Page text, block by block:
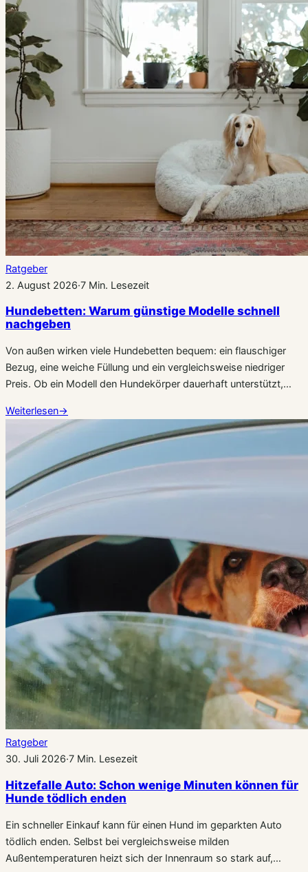
Ratgeber
2. August 2026·7 Min. Lesezeit
Hundebetten: Warum günstige Modelle schnell
nachgeben
Von außen wirken viele Hundebetten bequem: ein flauschiger
Bezug, eine weiche Füllung und ein vergleichsweise niedriger
Preis. Ob ein Modell den Hundekörper dauerhaft unterstützt,…
Weiterlesen→
Ratgeber
30. Juli 2026·7 Min. Lesezeit
Hitzefalle Auto: Schon wenige Minuten können für
Hunde tödlich enden
Ein schneller Einkauf kann für einen Hund im geparkten Auto
tödlich enden. Selbst bei vergleichsweise milden
Außentemperaturen heizt sich der Innenraum so stark auf,…